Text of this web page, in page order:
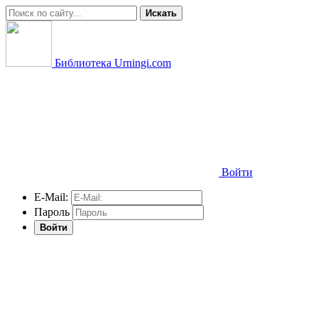
Искать
Библиотека Urningi.com
Войти
E-Mail:
Пароль
Войти